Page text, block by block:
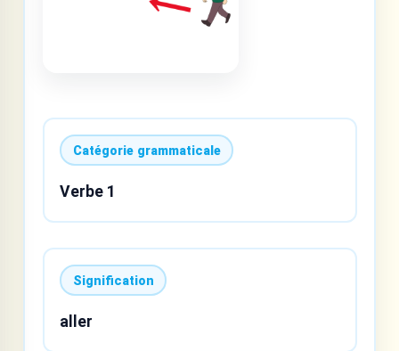
Catégorie grammaticale
Verbe 1
Signification
aller